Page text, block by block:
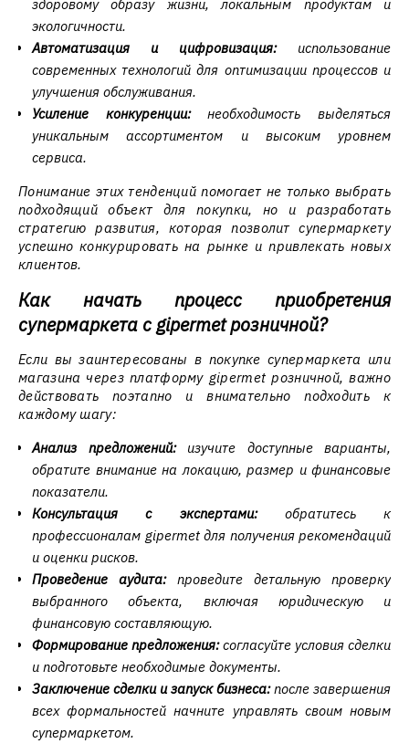
здоровому образу жизни, локальным продуктам и
экологичности.
Автоматизация и цифровизация:использование
современных технологий для оптимизации процессов и
улучшения обслуживания.
Усиление конкуренции:необходимость выделяться
уникальным ассортиментом и высоким уровнем
сервиса.
Понимание этих тенденций помогает не только выбрать
подходящий объект для покупки, но и разработать
стратегию развития, которая позволит супермаркету
успешно конкурировать на рынке и привлекать новых
клиентов.
Как начать процесс приобретения
супермаркета с gipermet розничной?
Если вы заинтересованы в покупке супермаркета или
магазина через платформу gipermet розничной, важно
действовать поэтапно и внимательно подходить к
каждому шагу:
Анализ предложений:изучите доступные варианты,
обратите внимание на локацию, размер и финансовые
показатели.
Консультация с экспертами:обратитесь к
профессионалам gipermet для получения рекомендаций
и оценки рисков.
Проведение аудита:проведите детальную проверку
выбранного объекта, включая юридическую и
финансовую составляющую.
Формирование предложения:согласуйте условия сделки
и подготовьте необходимые документы.
Заключение сделки и запуск бизнеса:после завершения
всех формальностей начните управлять своим новым
супермаркетом.